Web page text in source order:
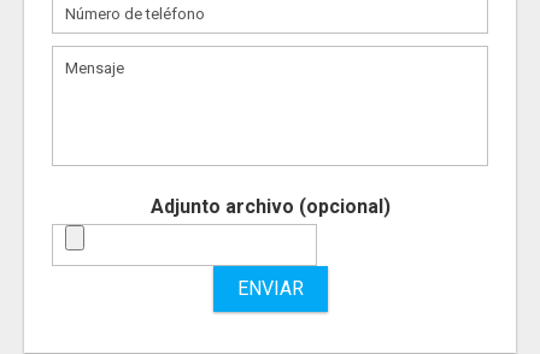
Adjunto archivo (opcional)
ENVIAR